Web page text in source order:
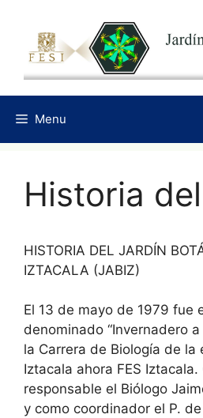
contenido
Menu
Historia
HISTORIA DEL JARDÍN
IZTACALA (JABIZ)
El 13 de mayo de 1979 fue
denominado “Invernadero
la Carrera de Biología de la
Iztacala ahora FES
responsable el Biólogo
y como coordinador el P.